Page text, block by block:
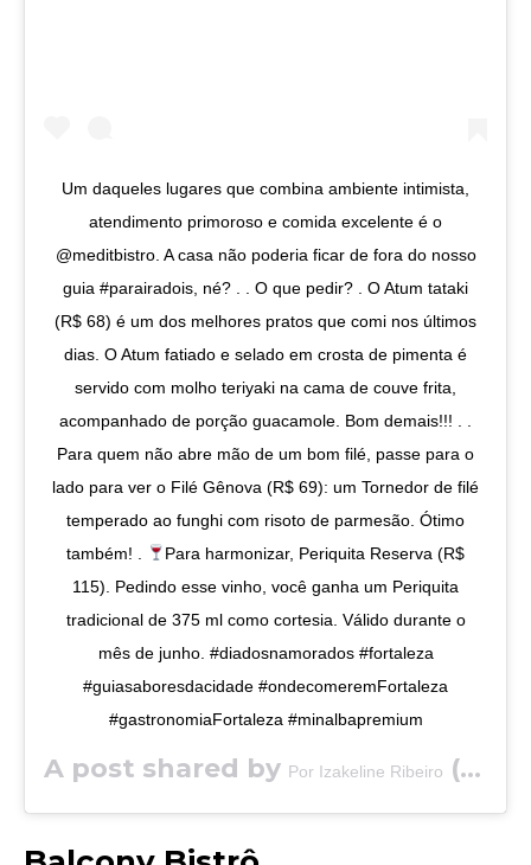
Um daqueles lugares que combina ambiente intimista,
atendimento primoroso e comida excelente é o
@meditbistro. A casa não poderia ficar de fora do nosso
guia #parairadois, né? . . O que pedir? . O Atum tataki
(R$ 68) é um dos melhores pratos que comi nos últimos
dias. O Atum fatiado e selado em crosta de pimenta é
servido com molho teriyaki na cama de couve frita,
acompanhado de porção guacamole. Bom demais!!! . .
Para quem não abre mão de um bom filé, passe para o
lado para ver o Filé Gênova (R$ 69): um Tornedor de filé
temperado ao funghi com risoto de parmesão. Ótimo
também! .
Para harmonizar, Periquita Reserva (R$
115). Pedindo esse vinho, você ganha um Periquita
tradicional de 375 ml como cortesia. Válido durante o
mês de junho. #diadosnamorados #fortaleza
#guiasaboresdacidade #ondecomeremFortaleza
#gastronomiaFortaleza #minalbapremium
A post shared by Por Izakeline Ribeiro (@saboresdacidade) on